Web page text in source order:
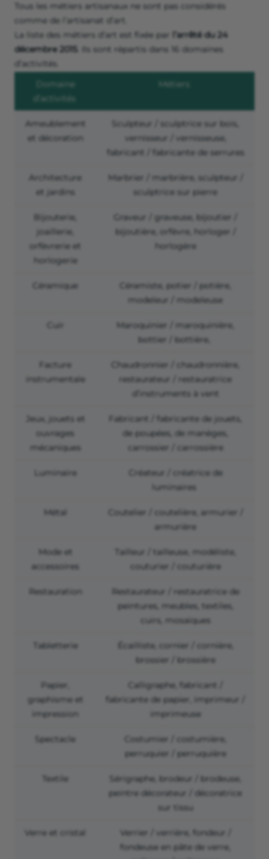
Tous les métiers artisanaux ne sont pas considérés
comme de l’artisanat d’art.
La liste des métiers d’art est fixée par
l’arrêté du 24
décembre 2015 . Ils sont répartis dans 16 domaines
d’activités.
Domaine
d’activités
Métiers
Ameublement
et décoration
Sculpteur / sculptrice sur bois,
vernisseur / vernisseuse,
fabricant / fabricante de serrures
Architecture
et jardins
Marbrier / marbrière, sculpteur /
sculptrice sur pierre
Bijouterie,
joaillerie,
orfèvrerie et
horlogerie
Graveur / graveuse, bijoutier /
bijoutière, orfèvre, horloger /
horlogère
Céramique
Céramiste, potier / potière,
modeleur / modeleuse
Cuir
Maroquinier / maroquinière,
bottier / bottière,
Facture
instrumentale
Chaudronnier / chaudronnière,
restaurateur / restauratrice
d’instruments à vent
Jeux, jouets et
ouvrages
mécaniques
Fabricant / fabricante de jouets,
de poupées, de manèges,
carrossier / carrossière
Luminaire
Créateur / créatrice de
luminaires
Métal
Coutelier / coutelière, armurier /
armurière
Mode et
accessoires
Tailleur / tailleuse, modéliste,
couturier / couturière
Restauration
Restaurateur / restauratrice de
peintures, meubles, textiles,
cuirs, mosaïques
Tabletterie
Écailliste, cornier / cornière,
brossier / brossière
Papier,
graphisme et
impression
Calligraphe, fabricant /
fabricante de papier, imprimeur /
imprimeuse
Spectacle
Costumier / costumière,
perruquier / perruquière
Textile
Sérigraphe, brodeur / brodeuse,
peintre décorateur / décoratrice
sur tissu
Verre et cristal
Verrier / verrière, fondeur /
fondeuse en pâte de verre,